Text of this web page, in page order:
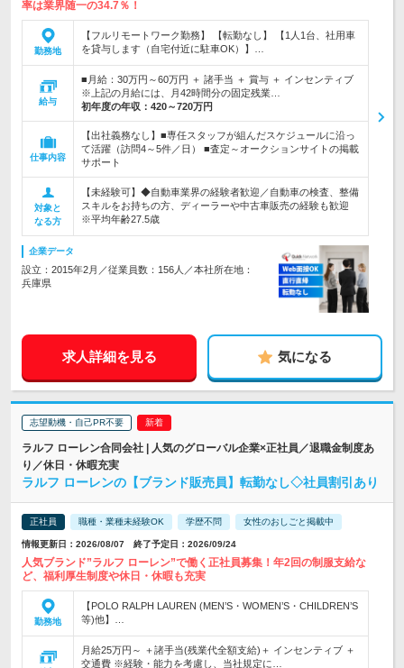
率は業界随一の34.7％！
勤務地
【フルリモートワーク勤務】 【転勤なし】 【1人1台、社用車
を貸与します（自宅付近に駐車OK）】…
給与
■月給：30万円～60万円 ＋ 諸手当 ＋ 賞与 ＋ インセンティブ
※上記の月給には、月42時間分の固定残業…
初年度の年収： 420～720万円
仕事内容
【出社義務なし】■専任スタッフが組んだスケジュールに沿っ
て活躍（訪問4～5件／日） ■査定～オークションサイトの掲載
サポート
対象と
なる方
【未経験可】◆自動車業界の経験者歓迎／自動車の検査、整備
スキルをお持ちの方、ディーラーや中古車販売の経験も歓迎
※平均年齢27.5歳
企業データ
設立：2015年2月／従業員数：156人／本社所在地：
兵庫県
求人詳細を見る 気になる
志望動機・自己PR不要
ラルフ ローレン合同会社 | 人気のグローバル企業×正社員／退職金制度あ
り／休日・休暇充実
ラルフ ローレンの【ブランド販売員】転勤なし◇社員割引あり
正社員 職種・業種未経験OK 学歴不問 女性のおしごと掲載中
情報更新日：2026/08/07 終了予定日：2026/09/24
人気ブランド”ラルフ ローレン”で働く正社員募集！年2回の制服支給な
ど、福利厚生制度や休日・休暇も充実
勤務地
【POLO RALPH LAUREN (MEN’S・WOMEN’S・CHILDREN’S
等)他】…
月給25万円～ ＋諸手当(残業代全額支給)＋ インセンティブ ＋
交通費 ※経験・能力を考慮し、当社規定に…